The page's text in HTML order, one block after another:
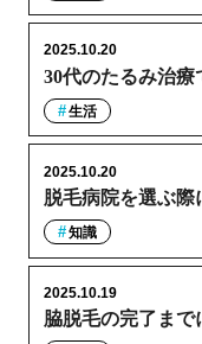
30代のたるみ治
2025.10.20
生活
脱毛病院を選ぶ際
2025.10.20
知識
脇脱毛の完了ま
2025.10.19